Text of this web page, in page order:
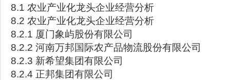
8.1 农业产业化龙头企业经营分析
8.2 农业产业化龙头企业经营分析
8.2.1 厦门象屿股份有限公司
8.2.2 河南万邦国际农产品物流股份有限公司
8.2.3 新希望集团有限公司
8.2.4 正邦集团有限公司